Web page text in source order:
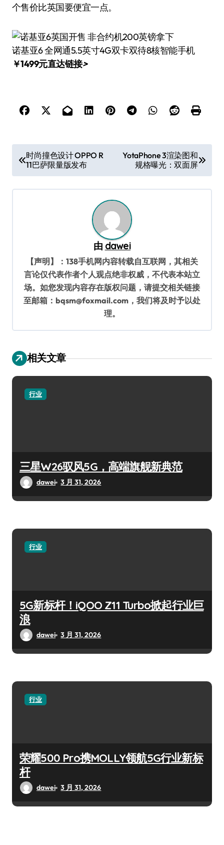
个售价比英国要便宜一点。
诺基亚6 全网通5.5英寸4G双卡双待8核智能手机
￥1499元直达链接>
章
导
时尚撞色设计 OPPO R
11巴萨限量版发布
YotaPhone 3渲染图和
规格曝光：双面屏
由 dawei
【声明】：138手机网内容转载自互联网，其相关
言论仅代表作者个人观点绝非权威，不代表本站立
场。如您发现内容存在版权问题，请提交相关链接
至邮箱：bqsm@foxmail.com，我们将及时予以处
理。
相关文章
行业
三星W26驭风5G，高端旗舰新典范
dawei 3 月 31, 2026
行业
5G新标杆！iQOO Z11 Turbo掀起行业巨
浪
dawei 3 月 31, 2026
行业
荣耀500 Pro携MOLLY领航5G行业新标
杆
dawei 3 月 31, 2026